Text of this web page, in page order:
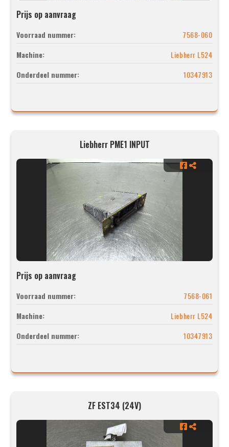
Prijs op aanvraag
Voorraad nummer:
7568-060
Machine:
Liebherr L524
Onderdeel nummer:
10347913
Liebherr PME1 INPUT
Prijs op aanvraag
Voorraad nummer:
7568-061
Machine:
Liebherr L524
Onderdeel nummer:
10347913
ZF EST34 (24V)